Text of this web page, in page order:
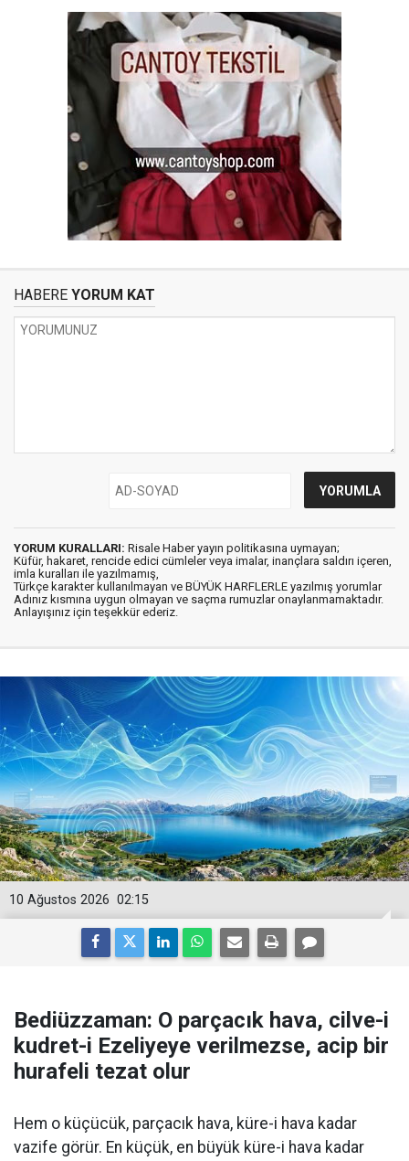
HABERE YORUM KAT
YORUM KURALLARI: Risale Haber yayın politikasına uymayan;
Küfür, hakaret, rencide edici cümleler veya imalar, inançlara saldırı içeren,
imla kuralları ile yazılmamış,
Türkçe karakter kullanılmayan ve BÜYÜK HARFLERLE yazılmış yorumlar
Adınız kısmına uygun olmayan ve saçma rumuzlar onaylanmamaktadır.
Anlayışınız için teşekkür ederiz.
02:15
10 Ağustos 2026
Bediüzzaman: O parçacık hava, cilve-i
kudret-i Ezeliyeye verilmezse, acip bir
hurafeli tezat olur
Hem o küçücük, parçacık hava, küre-i hava kadar
vazife görür. En küçük, en büyük küre-i hava kadar